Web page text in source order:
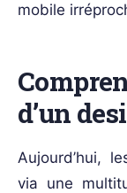
mobile
d’un
Aujourd’hui,
via une